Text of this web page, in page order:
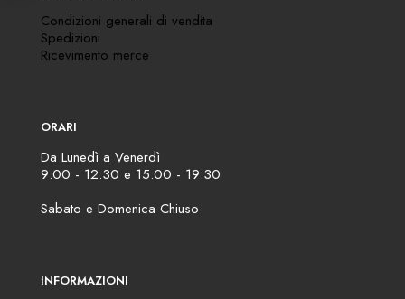
Condizioni generali di vendita
Spedizioni
Ricevimento merce
ORARI
Da Lunedì a Venerdì
9:00 - 12:30 e 15:00 - 19:30
Sabato e Domenica Chiuso
INFORMAZIONI